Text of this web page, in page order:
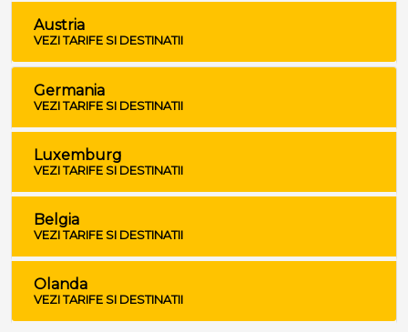
Austria
VEZI TARIFE SI DESTINATII
Germania
VEZI TARIFE SI DESTINATII
Luxemburg
VEZI TARIFE SI DESTINATII
Belgia
VEZI TARIFE SI DESTINATII
Olanda
VEZI TARIFE SI DESTINATII